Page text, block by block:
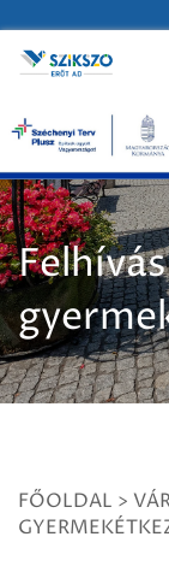
FŐOLDAL >